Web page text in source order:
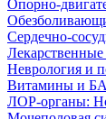
Опорно-
Сердечно-
Неврология и
Витамины и
ЛОР-органы: